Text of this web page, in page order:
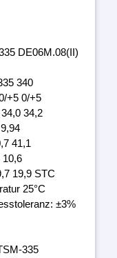
DE06M.08(II)
340
+5 0/+5
34,2
41,1
10,6
19,9 STC
25°C
±3%
335